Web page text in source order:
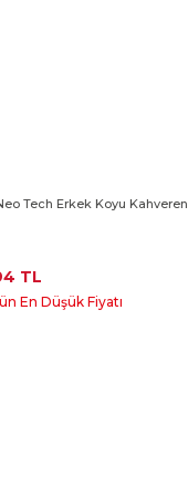
Shot Erkek Beyaz
Leather Erkek
Neo Tech Erkek Koyu
Tech Erkek Koyu
TL
En Düşük Fiyatı